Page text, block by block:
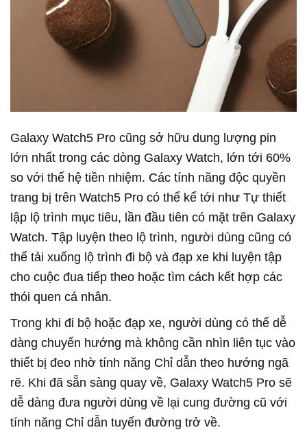
Galaxy Watch5 Pro cũng sở hữu dung lượng pin
lớn nhất trong các dòng Galaxy Watch, lớn tới 60%
so với thế hệ tiền nhiệm. Các tính năng độc quyền
trang bị trên Watch5 Pro có thể kể tới như Tự thiết
lập lộ trình mục tiêu, lần đầu tiên có mặt trên Galaxy
Watch. Tập luyện theo lộ trình, người dùng cũng có
thể tải xuống lộ trình đi bộ và đạp xe khi luyện tập
cho cuộc đua tiếp theo hoặc tìm cách kết hợp các
thói quen cá nhân.
Trong khi đi bộ hoặc đạp xe, người dùng có thể dễ
dàng chuyển hướng mà không cần nhìn liên tục vào
thiết bị đeo nhờ tính năng Chỉ dẫn theo hướng ngã
rẽ. Khi đã sẵn sàng quay về, Galaxy Watch5 Pro sẽ
dễ dàng đưa người dùng về lại cung đường cũ với
tính năng Chỉ dẫn tuyến đường trở về.